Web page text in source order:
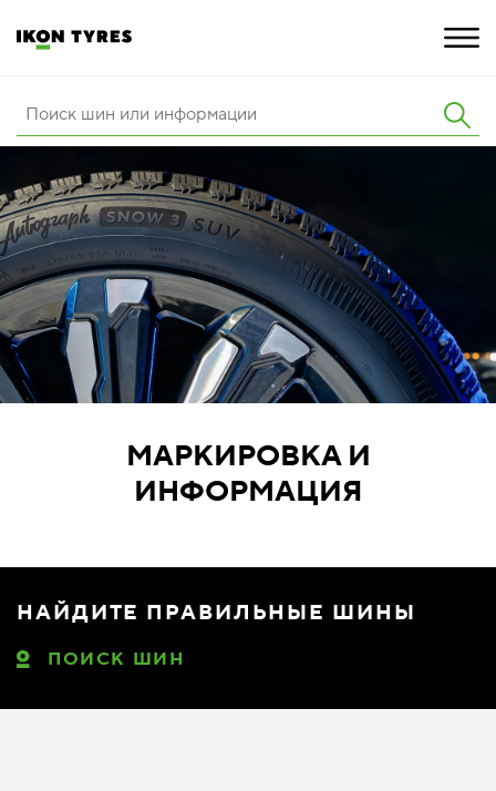
ИННОВАЦИИ
РАСШИРЕННАЯ ГАРАНТИЯ
О КОМПАНИИ
КАРЬЕРА
ПОКУПКА И АКЦИИ
МАРКИРОВКА И
ИНФОРМАЦИЯ
НАЙДИТЕ ПРАВИЛЬНЫЕ ШИНЫ
ПОИСК ШИН